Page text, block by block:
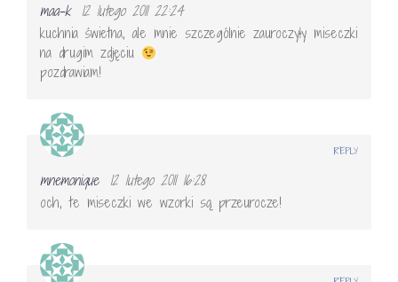
maa-k
12 lutego 2011 22:24
kuchnia świetna, ale mnie szczególnie zauroczyły miseczki
na drugim zdjęciu
pozdrawiam!
mnemonique
12 lutego 2011 16:28
och, te miseczki we wzorki są przeurocze!
REPLY